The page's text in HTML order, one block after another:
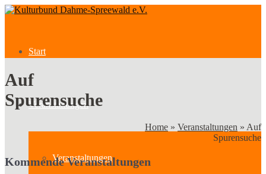
Start
Veranstaltungen
Veranstaltungen
Auf
Spurensuche
Home » Veranstaltungen » Auf
Spurensuche
Kommende Veranstaltungen